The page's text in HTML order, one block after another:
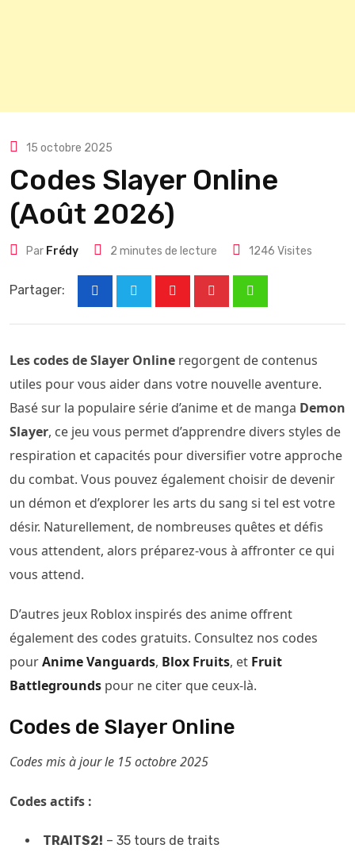
15 octobre 2025
Codes Slayer Online
(Août 2026)
Par Frédy 2 minutes de lecture 1246 Visites
Partager:
Les codes de Slayer Online regorgent de contenus
utiles pour vous aider dans votre nouvelle aventure.
Basé sur la populaire série d’anime et de manga Demon
Slayer, ce jeu vous permet d’apprendre divers styles de
respiration et capacités pour diversifier votre approche
du combat. Vous pouvez également choisir de devenir
un démon et d’explorer les arts du sang si tel est votre
désir. Naturellement, de nombreuses quêtes et défis
vous attendent, alors préparez-vous à affronter ce qui
vous attend.
D’autres jeux Roblox inspirés des anime offrent
également des codes gratuits. Consultez nos codes
pourAnime Vanguards, Blox Fruits, et Fruit
Battlegrounds pour ne citer que ceux-là.
Codes de Slayer Online
Codes mis à jour le 15 octobre 2025
Codes actifs :
TRAITS2! – 35 tours de traits